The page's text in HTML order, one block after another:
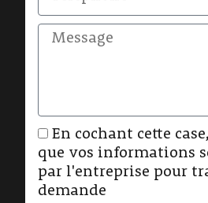
En cochant cette
que vos informations
par l'entreprise pour
demande